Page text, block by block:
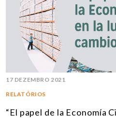
17 DEZEMBRO 2021
RELATÓRIOS
“El papel de la Economía